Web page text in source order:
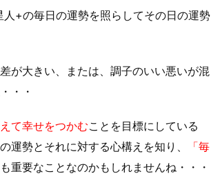
+の毎日の運勢を照らしてその日の運勢
が大きい、または、調子のいい悪いが混
・・
て幸せをつかむことを目標にしている
運勢とそれに対する心構えを知り、
「毎
重要なことなのかもしれませんね・・・